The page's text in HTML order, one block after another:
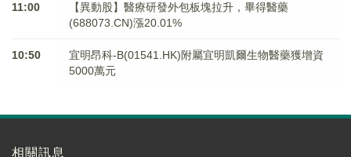
11:00
【異動股】醫療研發外包板塊拉升，畢得醫藥
(688073.CN)漲20.01%
10:50
宜明昂科-B(01541.HK)附屬宜明凱爾生物醫藥獲增資
5000萬元
相關訊息